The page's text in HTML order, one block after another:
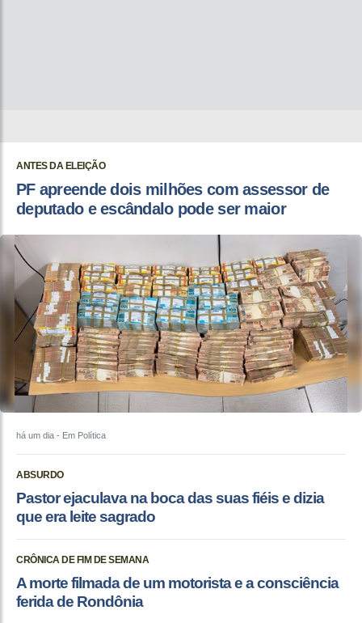
ANTES DA ELEIÇÃO
PF apreende dois milhões com assessor de
deputado e escândalo pode ser maior
há um dia - Em Política
ABSURDO
Pastor ejaculava na boca das suas fiéis e dizia
que era leite sagrado
CRÔNICA DE FIM DE SEMANA
A morte filmada de um motorista e a consciência
ferida de Rondônia